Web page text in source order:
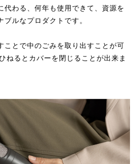
代わる、何年も使用できて、資源を
ルなプロダクトです。
ことで中のごみを取り出すことが可
ねるとカバーを閉じることが出来ま